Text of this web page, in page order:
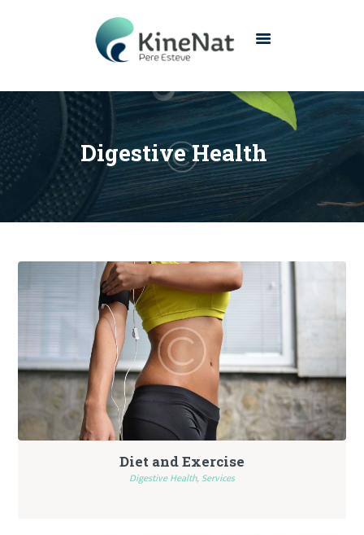
Digestive Health
INICIO
CONÓCENOS
SERVICIOS
CONTACTO
Diet and Exercise
Digestive Health, Services